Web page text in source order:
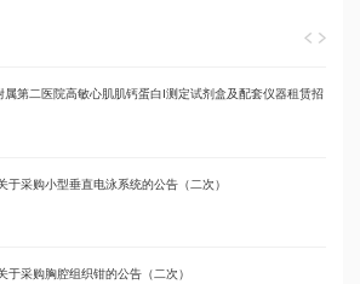
第二医院高敏心肌肌钙蛋白I测定试剂盒及配套仪器租赁招
于采购小型垂直电泳系统的公告（二次）
于采购胸腔组织钳的公告（二次）